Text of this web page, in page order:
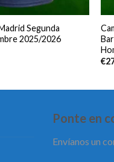
Segunda
2025/2026
€
Ponte en
Envíanos un